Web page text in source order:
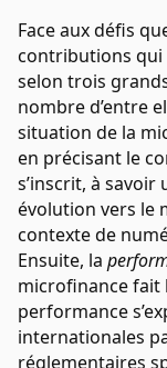
Face aux défis
contributions
selon trois
nombre d’entre
situation de la
en précisant le
s’inscrit, à
évolution vers le
contexte de
Ensuite, la
microfinance fait
performance
internationales
réglementaires